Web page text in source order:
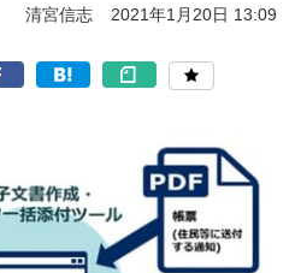
清宮信志 2021年1月20日 13:09